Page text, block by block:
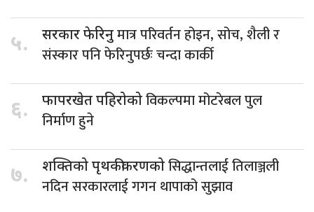
५. सरकार फेरिनुमात्र परिवर्तन होइन, सोच, शैली र
संस्कार पनि फेरिनुपर्छः चन्दा कार्की
६. फापरखेत पहिरोकोविकल्पमा मोटरेबल पुल
निर्माण हुने
७. शक्तिको पृथकीकरणकोसिद्धान्तलाई तिलाञ्जली
नदिन सरकारलाई गगन थापाको सुझाव